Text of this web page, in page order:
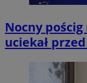
Nocny
uciekał